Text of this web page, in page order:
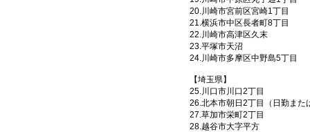
20.川崎市宮前区宮崎1丁目
21.横浜市中区長者町8丁目
22.川崎市高津区久末
23.平塚市天沼
24.川崎市多摩区中野島5丁目
【埼玉県】
25.川口市川口2丁目
26.北本市朝日2丁目（日勤また
27.草加市栄町2丁目
28.越谷市大字平方